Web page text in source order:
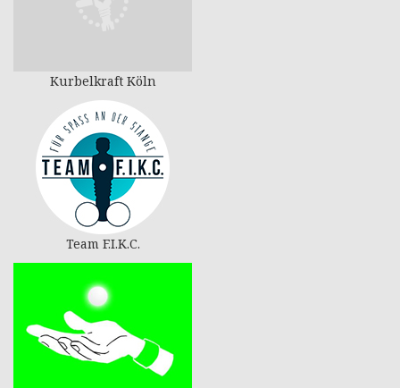
Kurbelkraft Köln
Team F.I.K.C.